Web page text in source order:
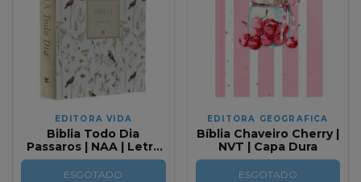
EDITORA VIDA
Biblia Todo Dia
Passaros | NAA | Letra
Grande em Capa Dura
ESGOTADO
EDITORA GEOGRAFICA
Bíblia Chaveiro Cherry |
NVT | Capa Dura
ESGOTADO